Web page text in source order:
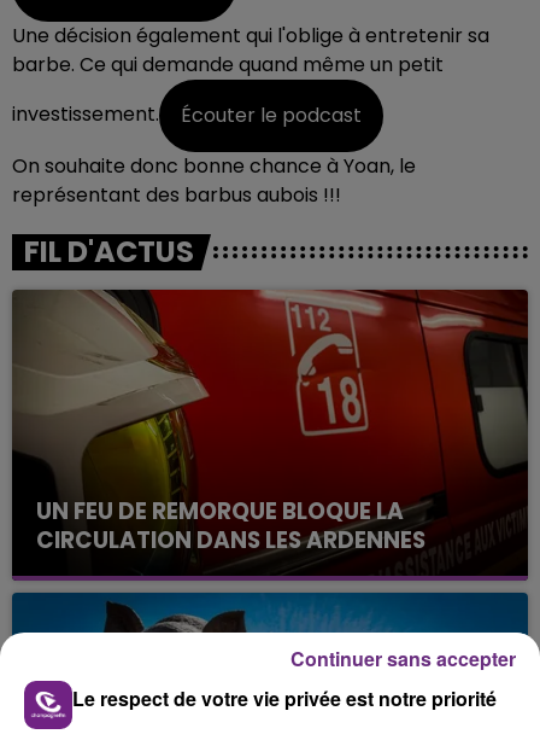
Une décision également qui l'oblige à entretenir sa
barbe. Ce qui demande quand même un petit
investissement.
Écouter le podcast
On souhaite donc bonne chance à Yoan, le
représentant des barbus aubois !!!
FIL D'ACTUS
UN FEU DE REMORQUE BLOQUE LA
CIRCULATION DANS LES ARDENNES
Un feu de remorque s'est déclaré ce mercredi en
fin de matinée sur l'A34.
Le respect de votre vie privée est notre priorité
Continuer sans accepter